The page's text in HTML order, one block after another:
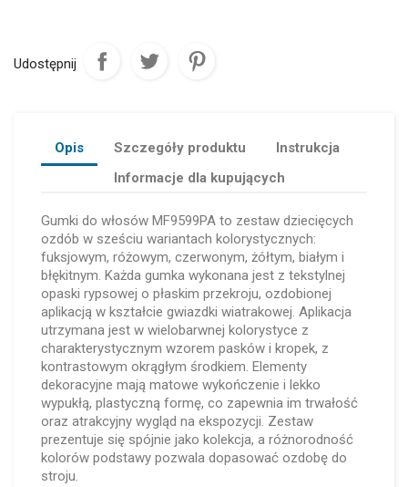
Udostępnij
Opis Szczegóły produktu
Instrukcja
Informacje dla kupujących
Gumki do włosów MF9599PA to zestaw dziecięcych
ozdób w sześciu wariantach kolorystycznych:
fuksjowym, różowym, czerwonym, żółtym, białym i
błękitnym. Każda gumka wykonana jest z tekstylnej
opaski rypsowej o płaskim przekroju, ozdobionej
aplikacją w kształcie gwiazdki wiatrakowej. Aplikacja
utrzymana jest w wielobarwnej kolorystyce z
charakterystycznym wzorem pasków i kropek, z
kontrastowym okrągłym środkiem. Elementy
dekoracyjne mają matowe wykończenie i lekko
wypukłą, plastyczną formę, co zapewnia im trwałość
oraz atrakcyjny wygląd na ekspozycji. Zestaw
prezentuje się spójnie jako kolekcja, a różnorodność
kolorów podstawy pozwala dopasować ozdobę do
stroju.